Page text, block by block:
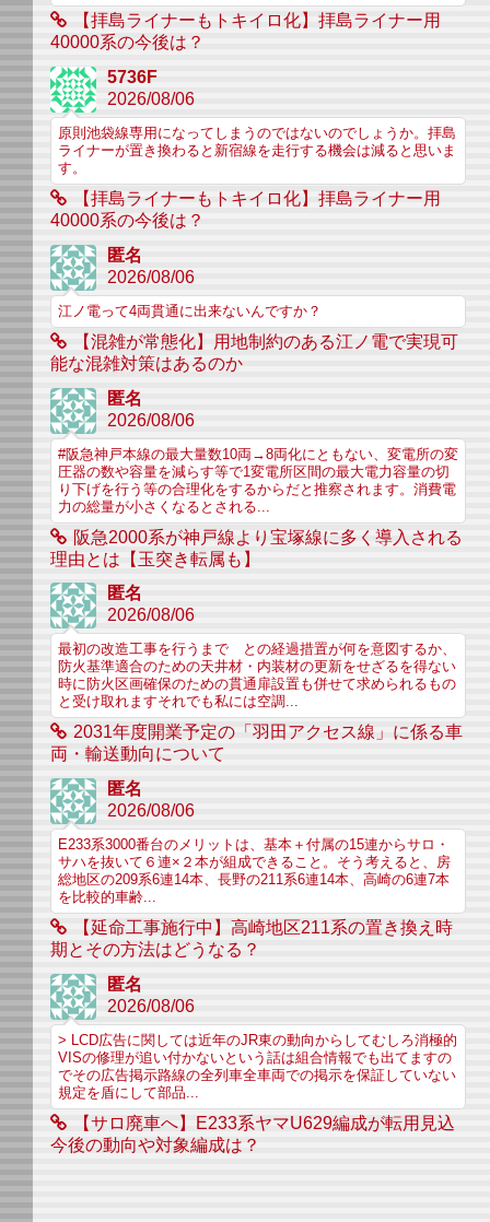
【拝島ライナーもトキイロ化】拝島ライナー用
40000系の今後は？
5736F
2026/08/06
原則池袋線専用になってしまうのではないのでしょうか。拝島
ライナーが置き換わると新宿線を走行する機会は減ると思いま
す。
【拝島ライナーもトキイロ化】拝島ライナー用
40000系の今後は？
匿名
2026/08/06
江ノ電って4両貫通に出来ないんですか？
【混雑が常態化】用地制約のある江ノ電で実現可
能な混雑対策はあるのか
匿名
2026/08/06
#阪急神戸本線の最大量数10両→8両化にともない、変電所の変
圧器の数や容量を減らす等で1変電所区間の最大電力容量の切
り下げを行う等の合理化をするからだと推察されます。消費電
力の総量が小さくなるとされる...
阪急2000系が神戸線より宝塚線に多く導入される
理由とは【玉突き転属も】
匿名
2026/08/06
最初の改造工事を行うまで との経過措置が何を意図するか、
防火基準適合のための天井材・内装材の更新をせざるを得ない
時に防火区画確保のための貫通扉設置も併せて求められるもの
と受け取れますそれでも私には空調...
2031年度開業予定の「羽田アクセス線」に係る車
両・輸送動向について
匿名
2026/08/06
E233系3000番台のメリットは、基本＋付属の15連からサロ・
サハを抜いて６連×２本が組成できること。そう考えると、房
総地区の209系6連14本、長野の211系6連14本、高崎の6連7本
を比較的車齢...
【延命工事施行中】高崎地区211系の置き換え時
期とその方法はどうなる？
匿名
2026/08/06
> LCD広告に関しては近年のJR東の動向からしてむしろ消極的
VISの修理が追い付かないという話は組合情報でも出てますの
でその広告掲示路線の全列車全車両での掲示を保証していない
規定を盾にして部品...
【サロ廃車へ】E233系ヤマU629編成が転用見込
今後の動向や対象編成は？